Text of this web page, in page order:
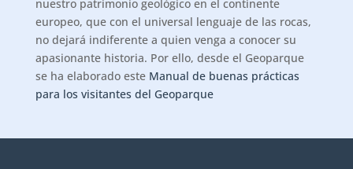
nuestro patrimonio geológico en el continente
europeo, que con el universal lenguaje de las rocas,
no dejará indiferente a quien venga a conocer su
apasionante historia. Por ello, desde el Geoparque
se ha elaborado este Manual de buenas prácticas
para los visitantes del Geoparque